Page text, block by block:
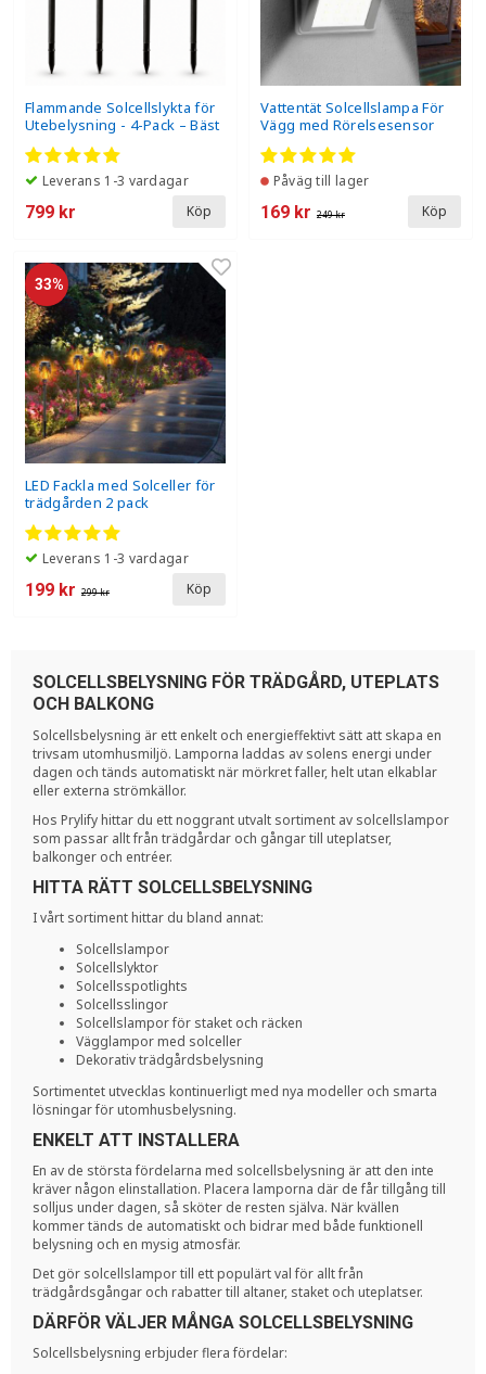
Flammande Solcellslykta för
Utebelysning - 4-Pack – Bäst
värde
Leverans 1-3 vardagar
799 kr Köp
Vattentät Solcellslampa För
Vägg med Rörelsesensor
Påväg till lager
169 kr 249 kr Köp
33%
LED Fackla med Solceller för
trädgården 2 pack
Leverans 1-3 vardagar
199 kr 299 kr Köp
SOLCELLSBELYSNING FÖR TRÄDGÅRD, UTEPLATS
OCH BALKONG
Solcellsbelysning är ett enkelt och energieffektivt sätt att skapa en
trivsam utomhusmiljö. Lamporna laddas av solens energi under
dagen och tänds automatiskt när mörkret faller, helt utan elkablar
eller externa strömkällor.
Hos Prylify hittar du ett noggrant utvalt sortiment av solcellslampor
som passar allt från trädgårdar och gångar till uteplatser,
balkonger och entréer.
HITTA RÄTT SOLCELLSBELYSNING
I vårt sortiment hittar du bland annat:
Solcellslampor
Solcellslyktor
Solcellsspotlights
Solcellsslingor
Solcellslampor för staket och räcken
Vägglampor med solceller
Dekorativ trädgårdsbelysning
Sortimentet utvecklas kontinuerligt med nya modeller och smarta
lösningar för utomhusbelysning.
ENKELT ATT INSTALLERA
En av de största fördelarna med solcellsbelysning är att den inte
kräver någon elinstallation. Placera lamporna där de får tillgång till
solljus under dagen, så sköter de resten själva. När kvällen
kommer tänds de automatiskt och bidrar med både funktionell
belysning och en mysig atmosfär.
Det gör solcellslampor till ett populärt val för allt från
trädgårdsgångar och rabatter till altaner, staket och uteplatser.
DÄRFÖR VÄLJER MÅNGA SOLCELLSBELYSNING
Solcellsbelysning erbjuder flera fördelar: